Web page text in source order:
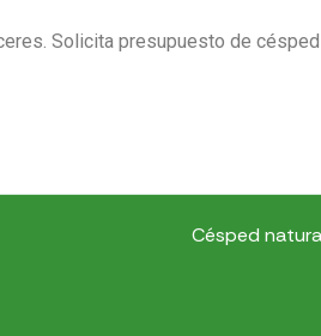
Solicita presupuesto de
Césped